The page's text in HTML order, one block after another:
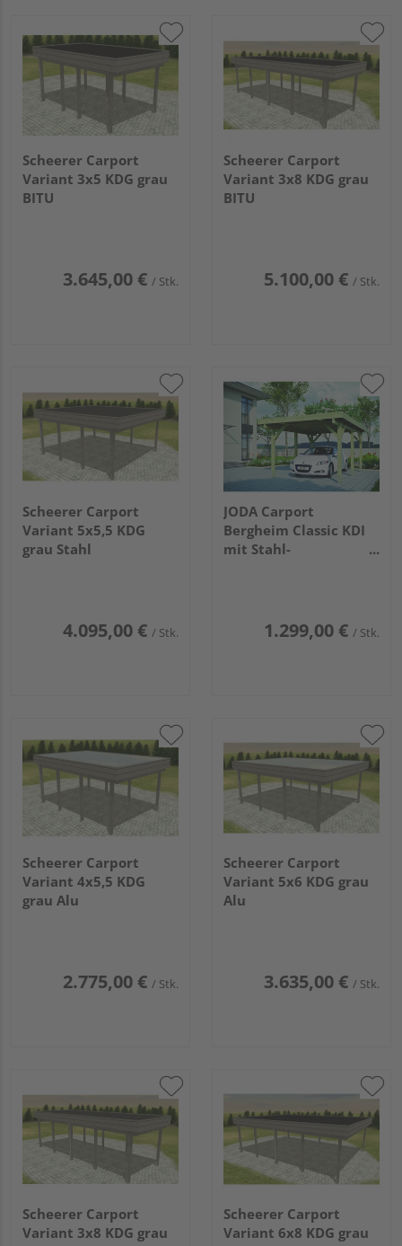
Scheerer Carport
Variant 3x5 KDG grau
BITU
3.645,00 € / Stk.
Scheerer Carport
Variant 3x8 KDG grau
BITU
5.100,00 € / Stk.
Scheerer Carport
Variant 5x5,5 KDG
grau Stahl
4.095,00 € / Stk.
JODA Carport
Bergheim Classic KDI
mit Stahl-
1.299,00 € / Stk.
Scheerer Carport
Variant 4x5,5 KDG
grau Alu
2.775,00 € / Stk.
Scheerer Carport
Variant 5x6 KDG grau
Alu
3.635,00 € / Stk.
Scheerer Carport
Variant 3x8 KDG grau
Scheerer Carport
Variant 6x8 KDG grau